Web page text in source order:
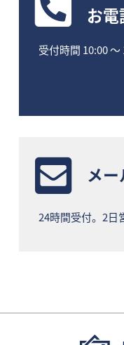
お電
受付時間 10:00
メ
24時間受付。2日